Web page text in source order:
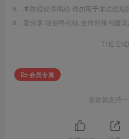
6、本教程仅供揭秘 请勿用于非法违规
6、爱分享·轻创终点站,合作对接与建
THE END
会员专属
喜欢就支持